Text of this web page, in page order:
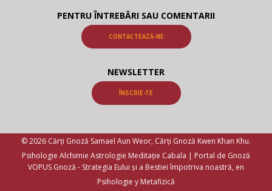
PENTRU ÎNTREBĂRI SAU COMENTARII
CONTACTEAZĂ-NE
NEWSLETTER
ÎNSCRIE-TE
© 2026 Cărți Gnoză Samael Aun Weor, Cărți Gnoză Kwen Khan Khu.
Psihologie Alchimie Astrologie Meditație Cabala | Portal de Gnoză
VOPUS Gnoză - Strategia Eului și a Bestiei împotriva noastră, en
Psihologie y Metafizică